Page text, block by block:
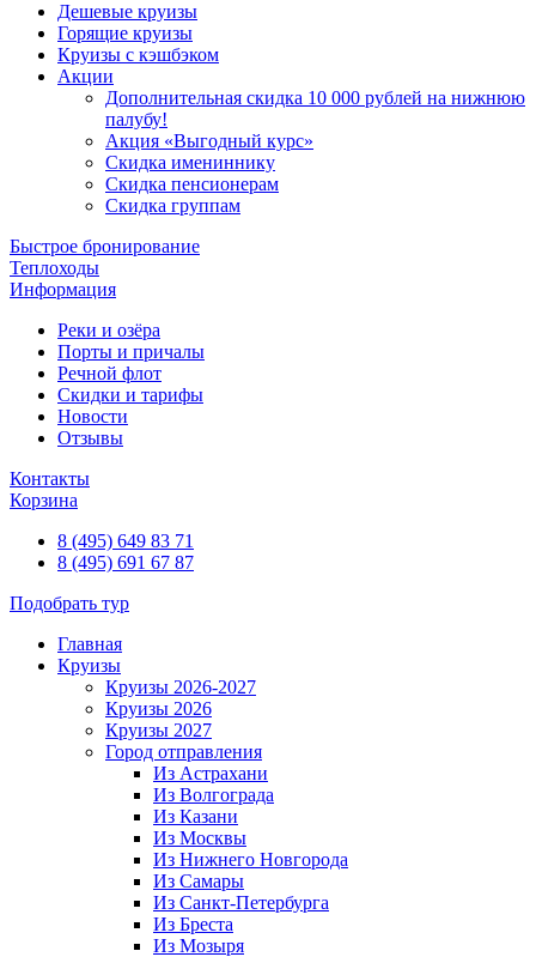
Дешевые круизы
Горящие круизы
Круизы с кэшбэком
Акции
Дополнительная скидка 10 000 рублей на нижнюю
палубу!
Акция «Выгодный курс»
Скидка имениннику
Скидка пенсионерам
Скидка группам
Быстрое бронирование
Теплоходы
Информация
Реки и озёра
Порты и причалы
Речной флот
Скидки и тарифы
Новости
Отзывы
Контакты
Корзина
8 (495) 649 83 71
8 (495) 691 67 87
Подобрать тур
Главная
Круизы
Круизы 2026-2027
Круизы 2026
Круизы 2027
Город отправления
Из Астрахани
Из Волгограда
Из Казани
Из Москвы
Из Нижнего Новгорода
Из Самары
Из Санкт-Петербурга
Из Бреста
Из Мозыря